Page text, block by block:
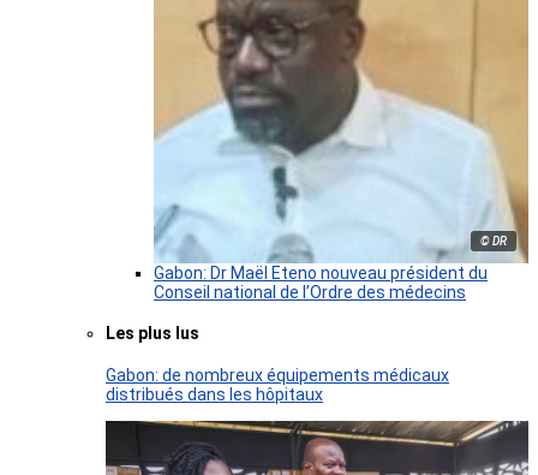
© DR
Gabon: Dr Maël Eteno nouveau président du
Conseil national de l’Ordre des médecins
Les plus lus
Gabon: de nombreux équipements médicaux
distribués dans les hôpitaux